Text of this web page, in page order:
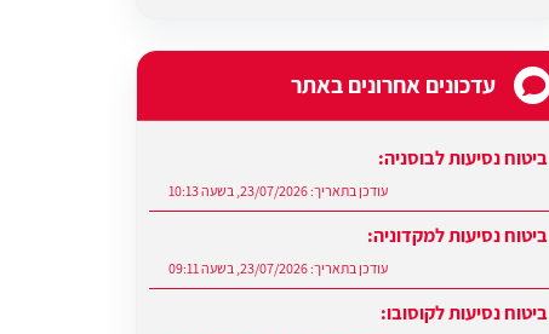
עדכונים אחרונים באתר
ביטוח נסיעות לבוסניה:
עודכן בתאריך: 23/07/2026, בשעה 10:13
ביטוח נסיעות למקדוניה:
עודכן בתאריך: 23/07/2026, בשעה 09:11
ביטוח נסיעות לקוסובו: